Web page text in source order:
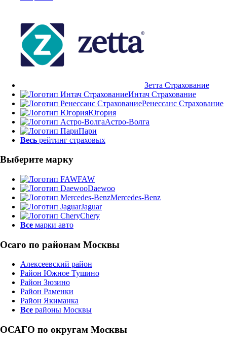
Зетта Страхование
Интач Страхование
Ренессанс Страхование
Югория
Астро-Волга
Пари
Весь рейтинг страховых
Выберите марку
FAW
Daewoo
Mercedes-Benz
Jaguar
Chery
Все марки авто
Осаго по районам Москвы
Алексеевский район
Район Южное Тушино
Район Зюзино
Район Раменки
Район Якиманка
Все районы Москвы
ОСАГО по округам Москвы